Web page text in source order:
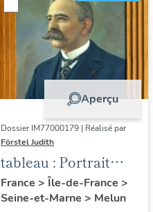
Aperçu
Dossier IM77000179 | Réalisé par
Förstel Judith
tableau : Portrait
d'Albert Salmon,
fondateur de la
France > Île-de-France >
Seine-et-Marne > Melun